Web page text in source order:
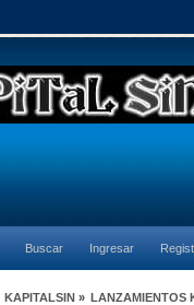
Buscar Ingresar
KAPITALSIN» LANZAMIENTOS